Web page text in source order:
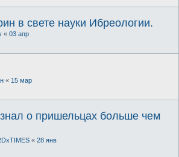
в свете науки Ибреологии.
« 03 апр
« 15 мар
о пришельцах больше чем
« 28 янв